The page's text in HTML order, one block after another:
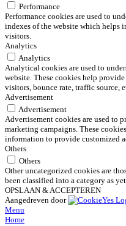
Performance
Performance cookies are used to
indexes of the website which helps
visitors.
Analytics
Analytics
Analytical cookies are used to
website. These cookies help
visitors, bounce rate, traffic source,
Advertisement
Advertisement
Advertisement cookies are used to
marketing campaigns. These
information to provide customized
Others
Others
Other uncategorized cookies are
been classified into a category as
OPSLAAN & ACCEPTEREN
Aangedreven door
Menu
Home